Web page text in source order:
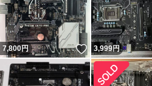
7,800円 いいね！
3,999円